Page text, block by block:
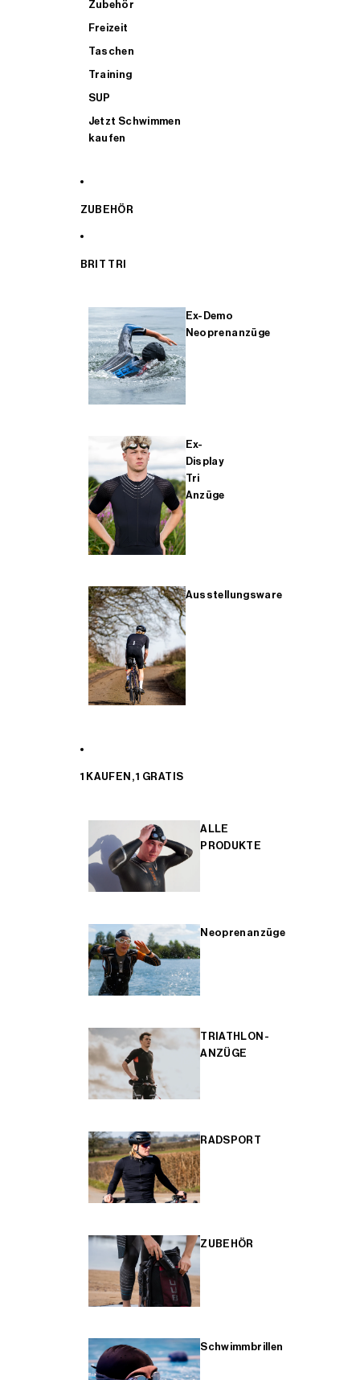
Zubehör
Freizeit
Taschen
Training
SUP
Jetzt Schwimmen
kaufen
ZUBEHÖR
BRIT TRI
Ex-Demo
Neoprenanzüge
Ex-
Display
Tri
Anzüge
Ausstellungsware
1 KAUFEN, 1 GRATIS
ALLE
PRODUKTE
Neoprenanzüge
TRIATHLON-
ANZÜGE
RADSPORT
ZUBEHÖR
Schwimmbrillen